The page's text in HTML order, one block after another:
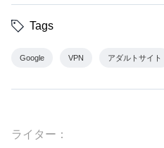
Tags
Google VPN アダルトサイト
ライター：